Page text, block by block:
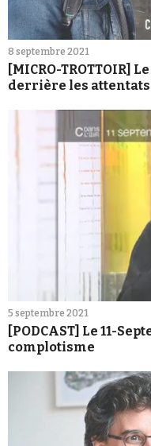
8 septembre 2021
[MICRO-TROTTOIR]
derrière les attentats
5 septembre 2021
[PODCAST] Le 11-
complotisme